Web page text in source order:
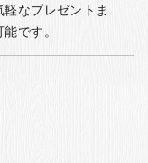
なプレゼントま
です。